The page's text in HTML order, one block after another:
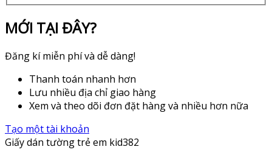
MỚI TẠI ĐÂY?
Đăng kí miễn phí và dễ dàng!
Thanh toán nhanh hơn
Lưu nhiều địa chỉ giao hàng
Xem và theo dõi đơn đặt hàng và nhiều hơn nữa
Tạo một tài khoản
Giấy dán tường trẻ em kid382